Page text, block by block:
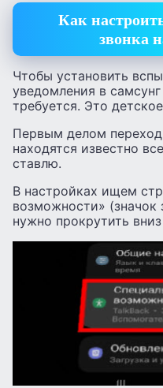
Как
звонка
Чтобы установить
уведомления в
требуется. Это
Первым делом
находятся известно
ставлю.
В настройках ищем
возможности» (значок
нужно прокрутить